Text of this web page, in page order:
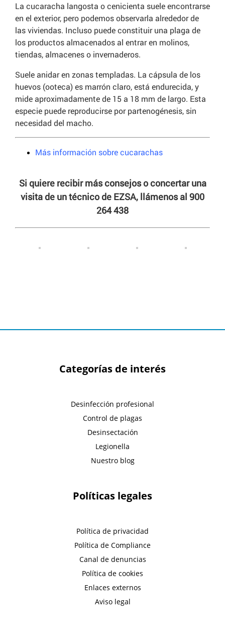
La cucaracha langosta o cenicienta suele encontrarse
en el exterior, pero podemos observarla alrededor de
las viviendas. Incluso puede constituir una plaga de
los productos almacenados al entrar en molinos,
tiendas, almacenes o invernaderos.
Suele anidar en zonas templadas. La cápsula de los
huevos (ooteca) es marrón claro, está endurecida, y
mide aproximadamente de 15 a 18 mm de largo. Esta
especie puede reproducirse por partenogénesis, sin
necesidad del macho.
Más información sobre cucarachas
Si quiere recibir más consejos o concertar una
visita de un técnico de EZSA, llámenos al 900
264 438
Categorías de interés
Desinfección profesional
Control de plagas
Desinsectación
Legionella
Nuestro blog
Políticas legales
Política de privacidad
Política de Compliance
Canal de denuncias
Política de cookies
Enlaces externos
Aviso legal